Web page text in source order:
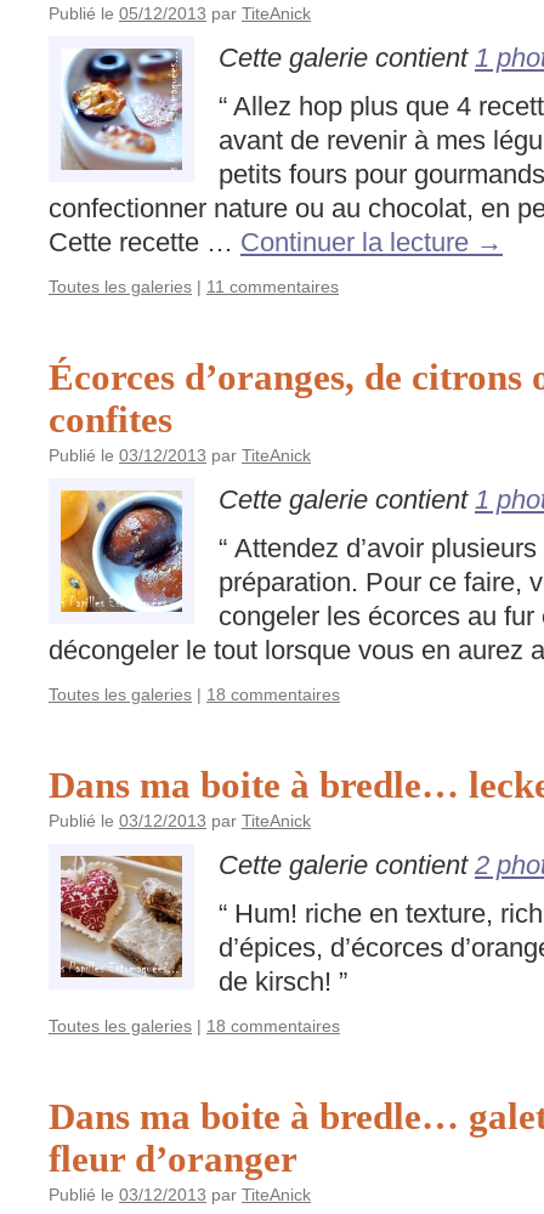
Publié le 05/12/2013 par TiteAnick
Cette galerie contient 1
“ Allez hop plus que 4
avant de revenir à mes
petits fours pour
confectionner nature ou au chocolat, en
Cette recette … Continuer la lecture →
Toutes les galeries | 11 commentaires
Écorces d’oranges, de citrons
confites
Publié le 03/12/2013 par TiteAnick
Cette galerie contient 1
“ Attendez d’avoir
préparation. Pour ce faire,
congeler les écorces au fur
décongeler le tout lorsque vous en aurez
Toutes les galeries | 18 commentaires
Dans ma boite à bredle…
Publié le 03/12/2013 par TiteAnick
Cette galerie contient 2
“ Hum! riche en texture,
d’épices, d’écorces
de kirsch! ”
Toutes les galeries | 18 commentaires
Dans ma boite à bredle…
fleur d’oranger
Publié le 03/12/2013 par TiteAnick